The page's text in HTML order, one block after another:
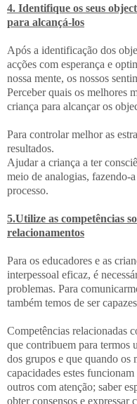
4. Identifique os seus
para alcançá-los
Após a identificação dos
acções com esperança e
nossa mente, os nossos
Perceber quais os melhores
criança para alcançar os
Para controlar melhor as
resultados.
Ajudar a criança a ter
meio de analogias, fazendo-
processo.
5.Utilize as competências
relacionamentos
Para os educadores e as
interpessoal eficaz, é
problemas. Para
também temos de ser
Competências relacionadas
que contribuem para termos
dos grupos e que quando os
capacidades estes
outros com atenção; saber
obter consensos e expressar